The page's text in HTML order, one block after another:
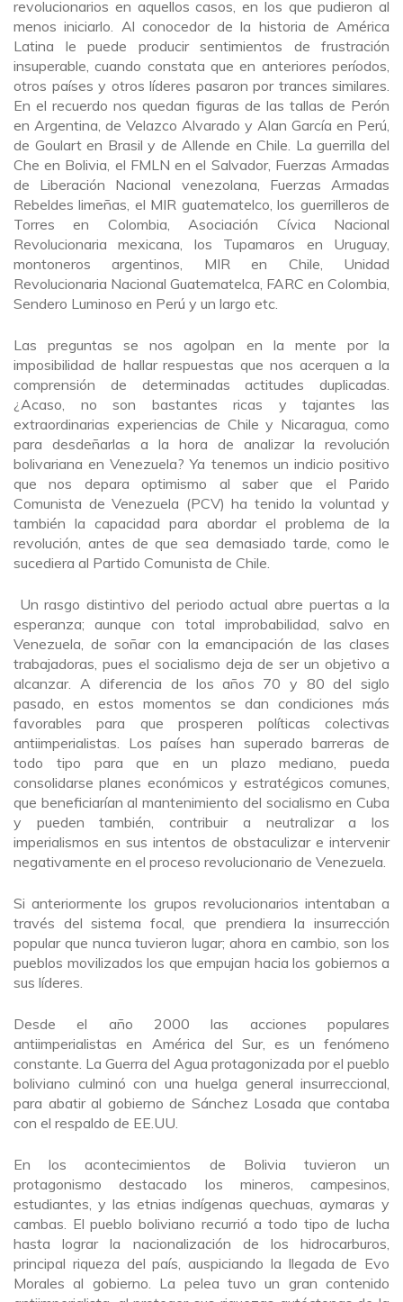
revolucionarios en aquellos casos, en los que pudieron al
menos iniciarlo. Al conocedor de la historia de América
Latina le puede producir sentimientos de frustración
insuperable, cuando constata que en anteriores períodos,
otros países y otros líderes pasaron por trances similares.
En el recuerdo nos quedan figuras de las tallas de Perón
en Argentina, de Velazco Alvarado y Alan García en Perú,
de Goulart en Brasil y de Allende en Chile. La guerrilla del
Che en Bolivia, el FMLN en el Salvador, Fuerzas Armadas
de Liberación Nacional venezolana, Fuerzas Armadas
Rebeldes limeñas, el MIR guatematelco, los guerrilleros de
Torres en Colombia, Asociación Cívica Nacional
Revolucionaria mexicana, los Tupamaros en Uruguay,
montoneros argentinos, MIR en Chile, Unidad
Revolucionaria Nacional Guatematelca, FARC en Colombia,
Sendero Luminoso en Perú y un largo etc.
Las preguntas se nos agolpan en la mente por la
imposibilidad de hallar respuestas que nos acerquen a la
comprensión de determinadas actitudes duplicadas.
¿Acaso, no son bastantes ricas y tajantes las
extraordinarias experiencias de Chile y Nicaragua, como
para desdeñarlas a la hora de analizar la revolución
bolivariana en Venezuela? Ya tenemos un indicio positivo
que nos depara optimismo al saber que el Parido
Comunista de Venezuela (PCV) ha tenido la voluntad y
también la capacidad para abordar el problema de la
revolución, antes de que sea demasiado tarde, como le
sucediera al Partido Comunista de Chile.
Un rasgo distintivo del periodo actual abre puertas a la
esperanza; aunque con total improbabilidad, salvo en
Venezuela, de soñar con la emancipación de las clases
trabajadoras, pues el socialismo deja de ser un objetivo a
alcanzar. A diferencia de los años 70 y 80 del siglo
pasado, en estos momentos se dan condiciones más
favorables para que prosperen políticas colectivas
antiimperialistas. Los países han superado barreras de
todo tipo para que en un plazo mediano, pueda
consolidarse planes económicos y estratégicos comunes,
que beneficiarían al mantenimiento del socialismo en Cuba
y pueden también, contribuir a neutralizar a los
imperialismos en sus intentos de obstaculizar e intervenir
negativamente en el proceso revolucionario de Venezuela.
Si anteriormente los grupos revolucionarios intentaban a
través del sistema focal, que prendiera la insurrección
popular que nunca tuvieron lugar; ahora en cambio, son los
pueblos movilizados los que empujan hacia los gobiernos a
sus líderes.
Desde el año 2000 las acciones populares
antiimperialistas en América del Sur, es un fenómeno
constante. La Guerra del Agua protagonizada por el pueblo
boliviano culminó con una huelga general insurreccional,
para abatir al gobierno de Sánchez Losada que contaba
con el respaldo de EE.UU.
En los acontecimientos de Bolivia tuvieron un
protagonismo destacado los mineros, campesinos,
estudiantes, y las etnias indígenas quechuas, aymaras y
cambas. El pueblo boliviano recurrió a todo tipo de lucha
hasta lograr la nacionalización de los hidrocarburos,
principal riqueza del país, auspiciando la llegada de Evo
Morales al gobierno. La pelea tuvo un gran contenido